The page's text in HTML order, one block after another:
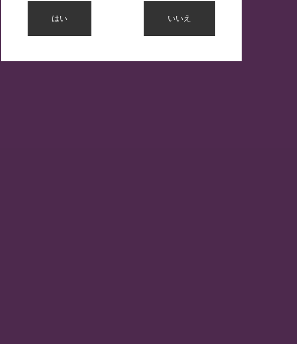
はい いいえ